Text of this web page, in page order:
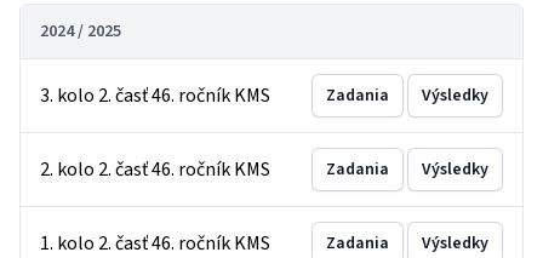
2024 / 2025
3. kolo 2. časť 46. ročník KMS Zadania Výsledky
2. kolo 2. časť 46. ročník KMS Zadania Výsledky
1. kolo 2. časť 46. ročník KMS Zadania Výsledky